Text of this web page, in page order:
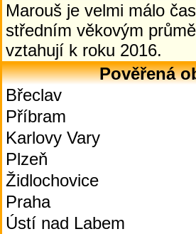
Marouš je velmi málo
středním věkovým
vztahují k roku 2016.
Pověřená
Břeclav
Příbram
Karlovy Vary
Plzeň
Židlochovice
Praha
Ústí nad Labem